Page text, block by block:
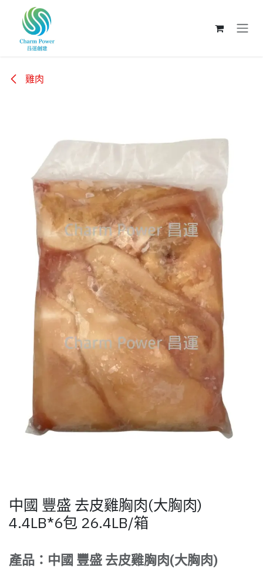
跳至內容
雞肉
中國 豐盛 去皮雞胸肉(大胸肉)
4.4LB*6包 26.4LB/箱
產品：中國 豐盛 去皮雞胸肉(大胸肉)